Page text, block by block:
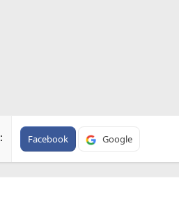
Facebook Google